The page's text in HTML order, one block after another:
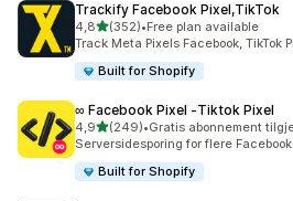
Trackify Facebook Pixel,TikTok
4,8av 5 stjerner
(352)
Totalt 352 omtaler
•Free plan available
Track Meta Pixels Facebook, TikTok
Built for Shopify
∞ Facebook Pixel ‑Tiktok Pixel
4,9av 5 stjerner
(249)
Totalt 249 omtaler
•Gratis abonnement
Serversidesporing for flere
Built for Shopify